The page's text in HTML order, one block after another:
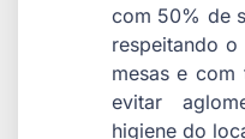
com 50% de
respeitando
mesas e
evitar
higiene do